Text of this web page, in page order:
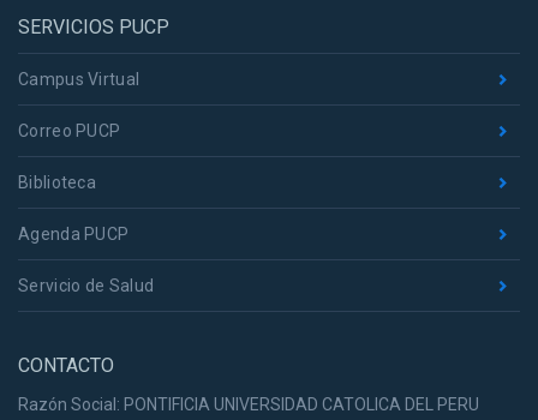
SERVICIOS PUCP
Campus Virtual
Correo PUCP
Biblioteca
Agenda PUCP
Servicio de Salud
CONTACTO
Razón Social: PONTIFICIA UNIVERSIDAD CATOLICA DEL PERU